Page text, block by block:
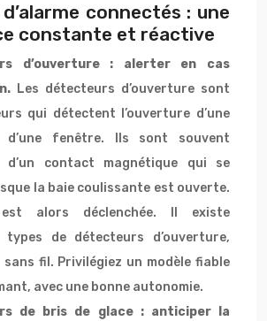
connectés : une
constante et réactive
d’ouverture : alerter en cas
Les détecteurs d’ouverture sont
qui détectent l’ouverture d’une
fenêtre. Ils sont souvent
d’un contact magnétique qui se
la baie coulissante est ouverte.
est alors déclenchée. Il existe
types de détecteurs d’ouverture,
fil. Privilégiez un modèle fiable
avec une bonne autonomie.
de bris de glace : anticiper la